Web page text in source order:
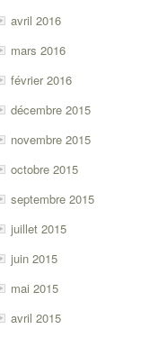
avril 2016
mars 2016
février 2016
décembre 2015
novembre 2015
octobre 2015
septembre 2015
juillet 2015
juin 2015
mai 2015
avril 2015